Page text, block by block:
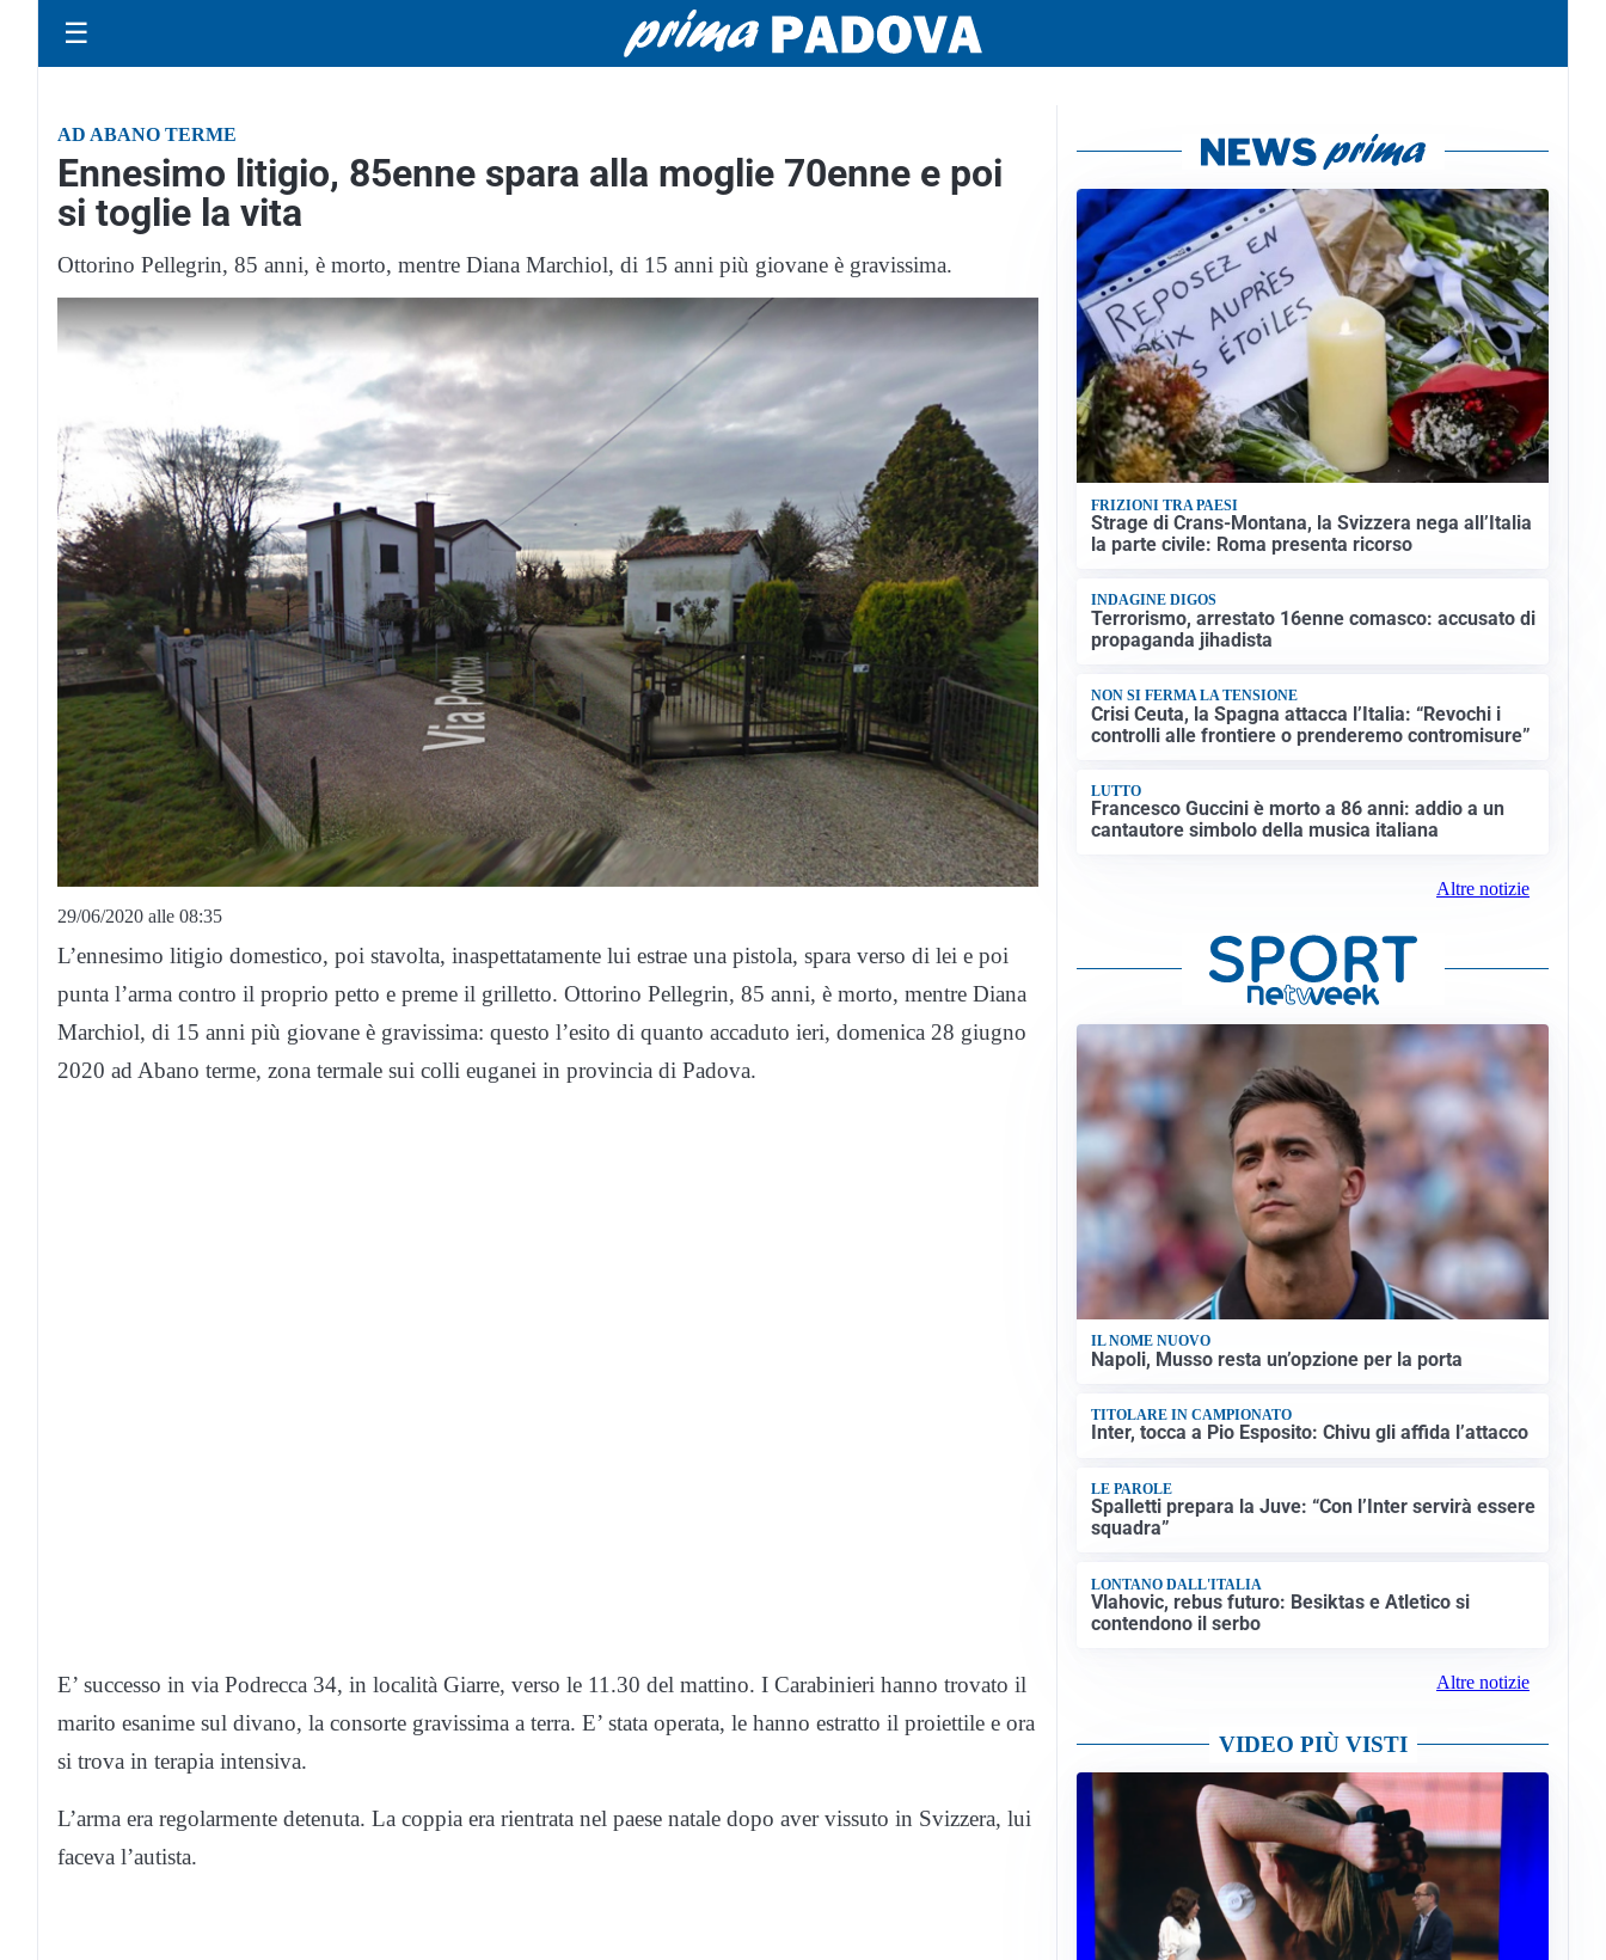
☰
AD ABANO TERME
Ennesimo litigio, 85enne spara alla moglie 70enne e poi
si toglie la vita
Ottorino Pellegrin, 85 anni, è morto, mentre Diana Marchiol, di 15 anni più giovane è gravissima.
29/06/2020 alle 08:35
L’ennesimo litigio domestico, poi stavolta, inaspettatamente lui estrae una pistola, spara verso di lei e poi
punta l’arma contro il proprio petto e preme il grilletto. Ottorino Pellegrin, 85 anni, è morto, mentre Diana
Marchiol, di 15 anni più giovane è gravissima: questo l’esito di quanto accaduto ieri, domenica 28 giugno
2020 ad Abano terme, zona termale sui colli euganei in provincia di Padova.
E’ successo in via Podrecca 34, in località Giarre, verso le 11.30 del mattino. I Carabinieri hanno trovato il
marito esanime sul divano, la consorte gravissima a terra. E’ stata operata, le hanno estratto il proiettile e ora
si trova in terapia intensiva.
L’arma era regolarmente detenuta. La coppia era rientrata nel paese natale dopo aver vissuto in Svizzera, lui
faceva l’autista.
FRIZIONI TRA PAESI
Strage di Crans-Montana, la Svizzera nega all’Italia
la parte civile: Roma presenta ricorso
INDAGINE DIGOS
Terrorismo, arrestato 16enne comasco: accusato di
propaganda jihadista
NON SI FERMA LA TENSIONE
Crisi Ceuta, la Spagna attacca l’Italia: “Revochi i
controlli alle frontiere o prenderemo contromisure”
LUTTO
Francesco Guccini è morto a 86 anni: addio a un
cantautore simbolo della musica italiana
Altre notizie
IL NOME NUOVO
Napoli, Musso resta un’opzione per la porta
TITOLARE IN CAMPIONATO
Inter, tocca a Pio Esposito: Chivu gli affida l’attacco
LE PAROLE
Spalletti prepara la Juve: “Con l’Inter servirà essere
squadra”
LONTANO DALL'ITALIA
Vlahovic, rebus futuro: Besiktas e Atletico si
contendono il serbo
Altre notizie
VIDEO PIÙ VISTI